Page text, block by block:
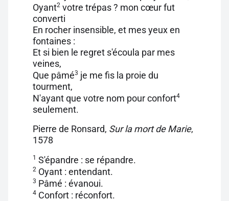
Oyant2 votre trépas ? mon cœur fut
converti
En rocher insensible, et mes yeux en
fontaines :
Et si bien le regret s'écoula par mes
veines,
Que pâmé3 je me fis la proie du
tourment,
N'ayant que votre nom pour confort4
seulement.
Pierre de Ronsard, Sur la mort de Marie,
1578
1 S'épandre : se répandre.
2 Oyant : entendant.
3 Pâmé : évanoui.
4 Confort : réconfort.